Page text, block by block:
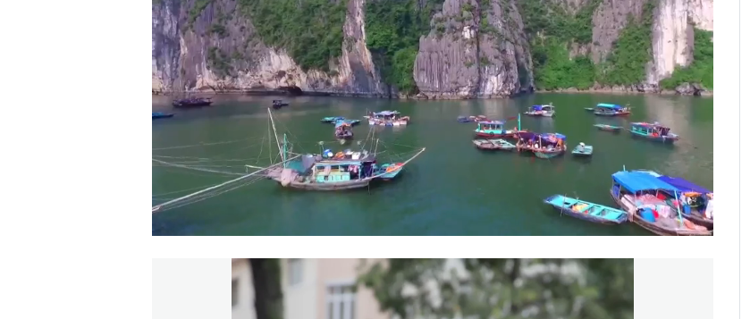
Next video in 2
Cancel